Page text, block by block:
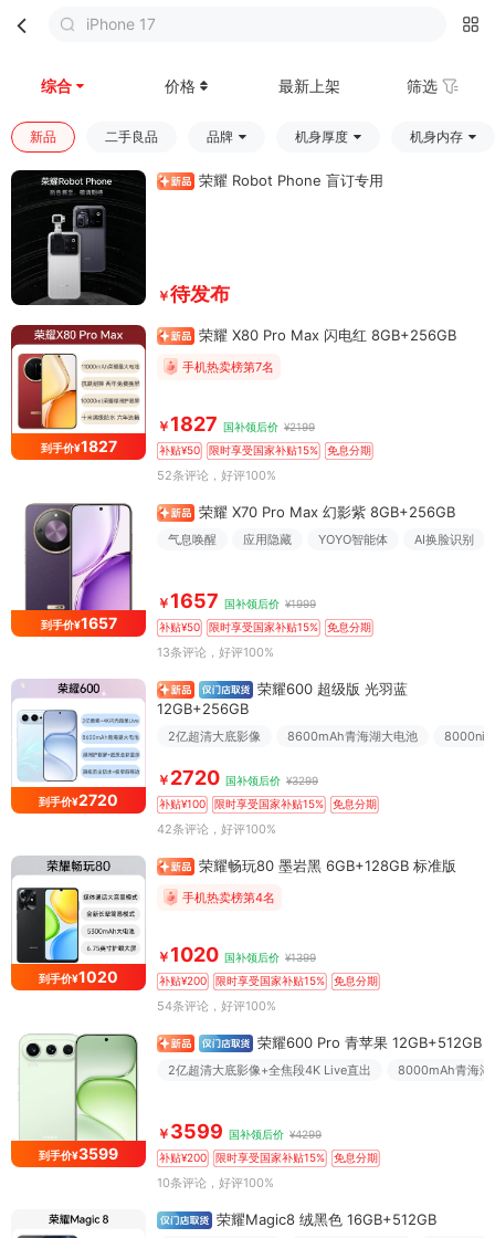
iPhone 17
综合 价格 最新上架 筛选
新品 二手良品 品牌 机身厚度 机身内存
荣耀 Robot Phone 盲订专用
￥待发布
到手价¥1827
荣耀 X80 Pro Max 闪电红 8GB+256GB
手机热卖榜第7名
￥ 1827 国补领后价 ¥2199
补贴¥50
限时享受国家补贴15% 免息分期
52条评论 ，好评100%
到手价¥1657
荣耀 X70 Pro Max 幻影紫 8GB+256GB
气息唤醒 应用隐藏 YOYO智能体 AI换脸识别
￥ 1657 国补领后价 ¥1999
补贴¥50
限时享受国家补贴15% 免息分期
13条评论 ，好评100%
到手价¥2720
荣耀600 超级版 光羽蓝
12GB+256GB
2亿超清大底影像 8600mAh青海湖大电池
￥ 2720 国补领后价 ¥3299
补贴¥100
限时享受国家补贴15% 免息分期
42条评论 ，好评100%
到手价¥1020
荣耀畅玩80 墨岩黑 6GB+128GB 标准版
手机热卖榜第4名
￥ 1020 国补领后价 ¥1399
补贴¥200
限时享受国家补贴15% 免息分期
54条评论 ，好评100%
到手价¥3599
荣耀600 Pro 青苹果 12GB+512GB
2亿超清大底影像+全焦段4K Live直出 8000mAh青海湖
￥ 3599 国补领后价 ¥4299
补贴¥200
限时享受国家补贴15% 免息分期
10条评论 ，好评100%
荣耀Magic8 绒黑色 16GB+512GB